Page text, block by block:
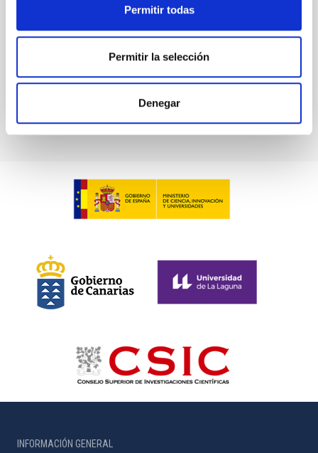
Permitir todas
Permitir la selección
Denegar
excepcionales para realizar observaciones
REAL DECRETO 243/1992 SOBRE PROTECCIÓN DE
LA CALIDAD ASTRONÓMICA DE LOS OBSERVA…
INFORMACIÓN GENERAL